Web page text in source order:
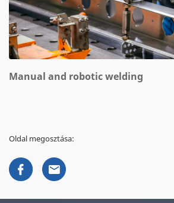
Manual and robotic welding
Oldal megosztása: